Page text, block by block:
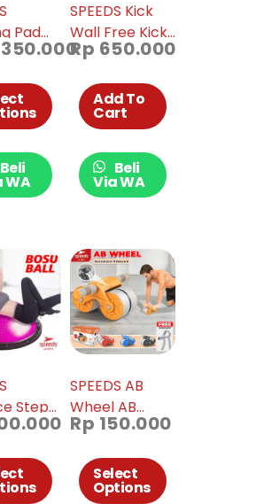
Pad
Beli
WA
SPEEDS Kick
Wall Free Kick
Defensive Alat
Sepakbola
Original Import
Kick 006-10
Rp 650.000
Add To
Cart
Beli
Via WA
Step
SPEEDS AB
Wheel AB
Roller Alat
Double Wheel
Roda Fitness
Rp 150.000
Select
Options